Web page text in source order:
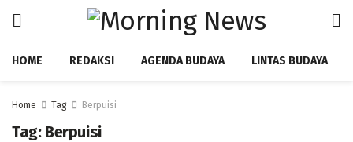
HOME REDAKSI AGENDA BUDAYA LINTAS BUDAYA
Home Tag Berpuisi
Tag: Berpuisi